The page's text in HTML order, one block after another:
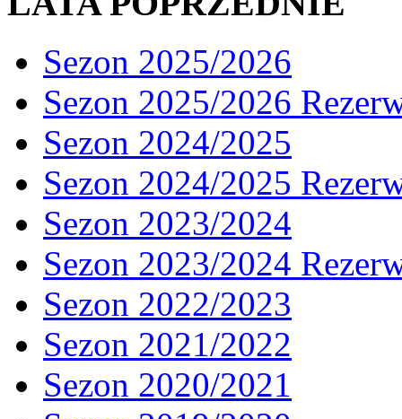
Sezon 2025/2026
Sezon 2025/2026
Sezon 2024/2025
Sezon 2024/2025
Sezon 2023/2024
Sezon 2023/2024
Sezon 2022/2023
Sezon 2021/2022
Sezon 2020/2021